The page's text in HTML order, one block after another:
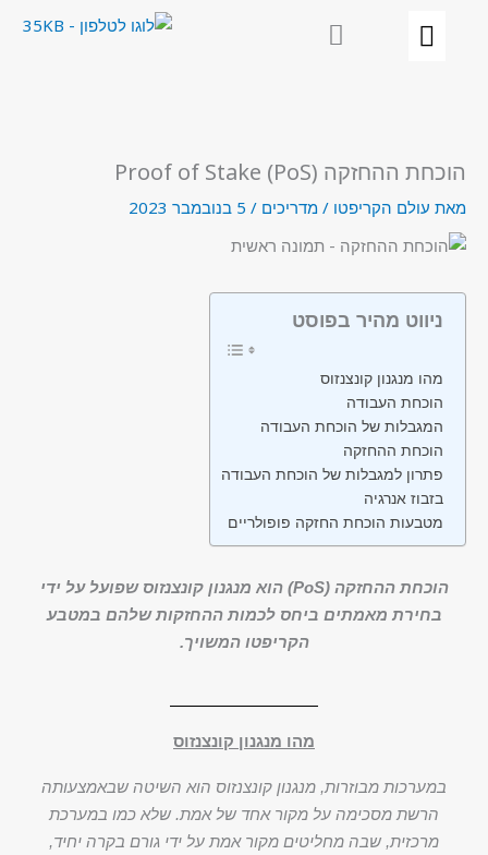
הוכחת ההחזקה (PoS) Proof of Stake
מאת עולם הקריפטו / מדריכים / 5 בנובמבר 2023
ניווט מהיר בפוסט
מהו מנגנון קונצנזוס
הוכחת העבודה
המגבלות של הוכחת העבודה
הוכחת ההחזקה
פתרון למגבלות של הוכחת העבודה
בזבוז אנרגיה
מטבעות הוכחת החזקה פופולריים
הוכחת ההחזקה (PoS) הוא מנגנון קונצנזוס שפועל על ידי
בחירת מאמתים ביחס לכמות ההחזקות שלהם במטבע
הקריפטו המשויך.
מהו מנגנון קונצנזוס
במערכות מבוזרות, מנגנון קונצנזוס הוא השיטה שבאמצעותה
הרשת מסכימה על מקור אחד של אמת. שלא כמו במערכת
מרכזית, שבה מחליטים מקור אמת על ידי גורם בקרה יחיד,